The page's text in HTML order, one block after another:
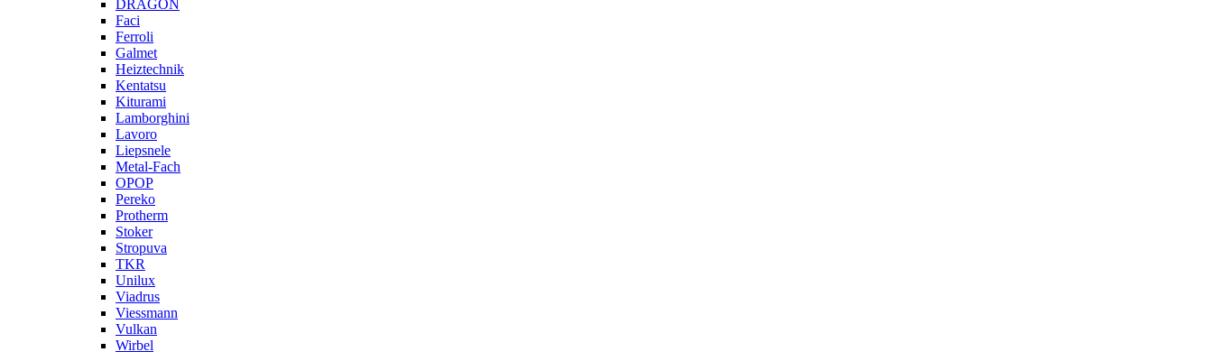
DRAGON
Faci
Ferroli
Galmet
Heiztechnik
Kentatsu
Kiturami
Lamborghini
Lavoro
Liepsnele
Metal-Fach
OPOP
Pereko
Protherm
Stoker
Stropuva
TKR
Unilux
Viadrus
Viessmann
Vulkan
Wirbel